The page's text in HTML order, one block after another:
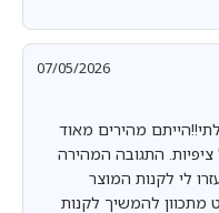
07/05/2026
מהירים מאוד
התגובה המהירה
לי לקנות המוצר
מתכוון להמשיך לקנות